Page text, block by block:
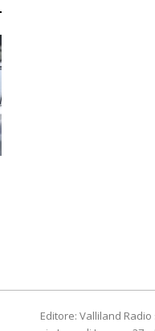
Editore: Valliland Radio